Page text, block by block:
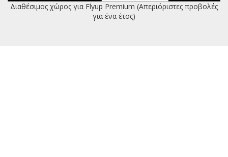
Διαθέσιμος χώρος για Flyup Premium (Απεριόριστες προβολές
για ένα έτος)